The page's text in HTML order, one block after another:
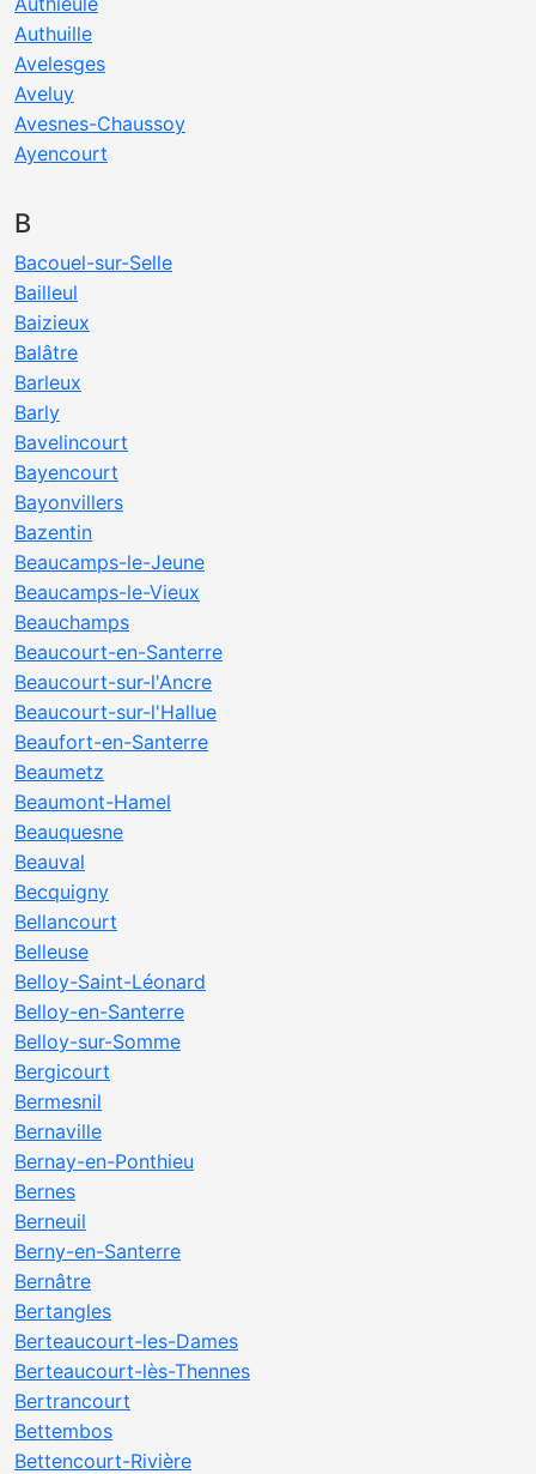
Authuille
Avelesges
Aveluy
Avesnes-Chaussoy
Ayencourt
B
Bacouel-sur-Selle
Bailleul
Baizieux
Balâtre
Barleux
Barly
Bavelincourt
Bayencourt
Bayonvillers
Bazentin
Beaucamps-le-Jeune
Beaucamps-le-Vieux
Beauchamps
Beaucourt-en-Santerre
Beaucourt-sur-l'Ancre
Beaucourt-sur-l'Hallue
Beaufort-en-Santerre
Beaumetz
Beaumont-Hamel
Beauquesne
Beauval
Becquigny
Bellancourt
Belleuse
Belloy-Saint-Léonard
Belloy-en-Santerre
Belloy-sur-Somme
Bergicourt
Bermesnil
Bernaville
Bernay-en-Ponthieu
Bernes
Berneuil
Berny-en-Santerre
Bernâtre
Bertangles
Berteaucourt-les-Dames
Berteaucourt-lès-Thennes
Bertrancourt
Bettembos
Bettencourt-Rivière